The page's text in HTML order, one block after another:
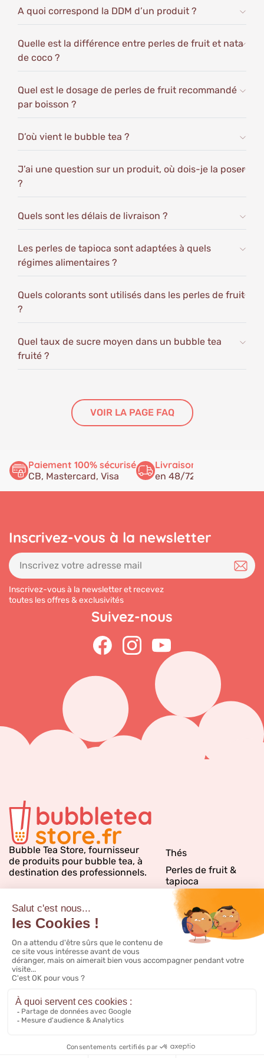
Ajouter au panier
Énergie : 100 kcal
Matières grasses : 0 g
Sodium : 24 mg
Calcium : 168 mg, Fer : 0 mg, Potassium : 7 mg
A quoi correspond la DDM d’un produit ?
Quelle est la différence entre perles de fruit et nata
de coco ?
Quel est le dosage de perles de fruit recommandé
par boisson ?
D’où vient le bubble tea ?
J’ai une question sur un produit, où dois-je la poser
?
Quels sont les délais de livraison ?
Les perles de tapioca sont adaptées à quels
régimes alimentaires ?
Quels colorants sont utilisés dans les perles de fruit
?
Quel taux de sucre moyen dans un bubble tea
fruité ?
VOIR LA PAGE FAQ
Paiement 100% sécurisé
CB, Mastercard, Visa
Livraison rapide
en 48/72h
Inscrivez-vous à la newsletter
Inscrivez-vous à la newsletter et recevez
toutes les offres & exclusivités
Suivez-nous
Bubble Tea Store, fournisseur
de produits pour bubble tea, à
destination des professionnels.
Thés
Perles de fruit &
tapioca
Sirops bubble tea
Emballages
Matériels & PLV
Inspirations & conseils
Notre catalogue
FAQ
Nous contacter
À propos
Livraison